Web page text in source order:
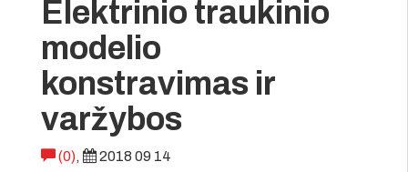
Elektrinio traukinio
modelio
konstravimas ir
varžybos
(0), 2018 09 14